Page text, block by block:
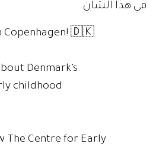
في هذا الشأن.
Copenhagen! 🇩🇰
Denmark’s
childhood
The Centre for Early